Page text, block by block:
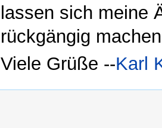
lassen sich meine
rückgängig
Viele Grüße --Karl